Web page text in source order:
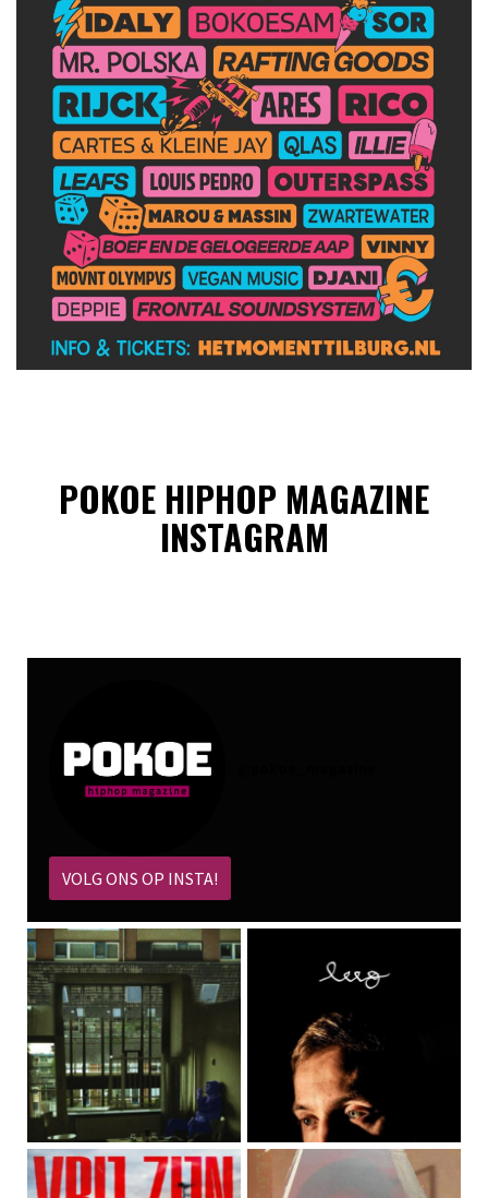
POKOE HIPHOP MAGAZINE
INSTAGRAM
VOLG ONS OP INSTA!